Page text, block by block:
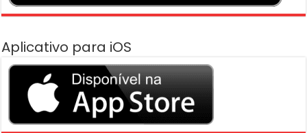
Aplicativo para iOS